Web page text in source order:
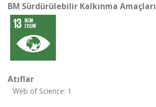
BM Sürdürülebilir Kalkınma Amaçları
Atıflar
Web of Science: 1